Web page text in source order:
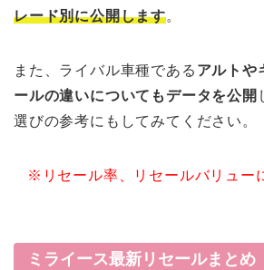
レード別に公開します。
また、ライバル車種である アルトや
ールの違いについてもデータを公開
選びの参考にもしてみてください。
※リセール率、リセールバリュー
ミライース最新リセールまとめ